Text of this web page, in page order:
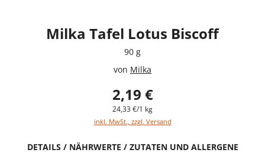
Milka Tafel Lotus Biscoff
90 g
von Milka
2,19 €
24,33 €/1 kg
inkl. MwSt., zzgl. Versand
DETAILS / NÄHRWERTE / ZUTATEN UND ALLERGENE